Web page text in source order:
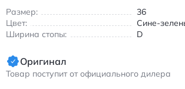
Воздухопроницаемая структура для
течение всего дня
Универсальный размерный ряд от 35.5
Размер:
36
Цвет:
Сине-
Ширина стопы:
D
Оригинал
Товар поступит от официального дилера